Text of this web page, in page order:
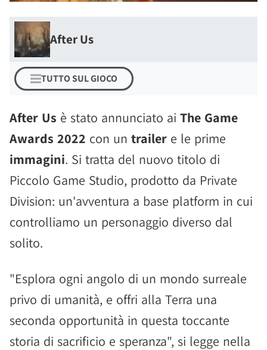
After Us
TUTTO SUL GIOCO
After Us è stato annunciato ai The Game
Awards 2022 con un trailer e le prime
immagini. Si tratta del nuovo titolo di
Piccolo Game Studio, prodotto da Private
Division: un'avventura a base platform in cui
controlliamo un personaggio diverso dal
solito.
"Esplora ogni angolo di un mondo surreale
privo di umanità, e offri alla Terra una
seconda opportunità in questa toccante
storia di sacrificio e speranza", si legge nella